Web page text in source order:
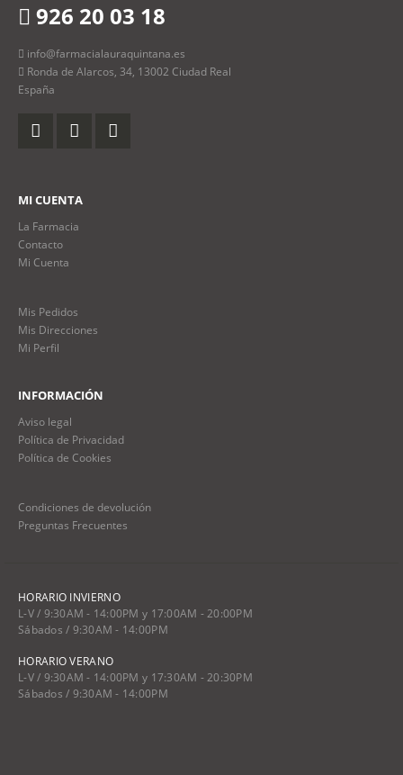
926 20 03 18
info@farmacialauraquintana.es
Ronda de Alarcos, 34, 13002 Ciudad Real
España
MI CUENTA
La Farmacia
Contacto
Mi Cuenta
Mis Pedidos
Mis Direcciones
Mi Perfil
INFORMACIÓN
Aviso legal
Política de Privacidad
Política de Cookies
Condiciones de devolución
Preguntas Frecuentes
HORARIO INVIERNO
L-V / 9:30AM - 14:00PM y 17:00AM - 20:00PM
Sábados / 9:30AM - 14:00PM
HORARIO VERANO
L-V / 9:30AM - 14:00PM y 17:30AM - 20:30PM
Sábados / 9:30AM - 14:00PM